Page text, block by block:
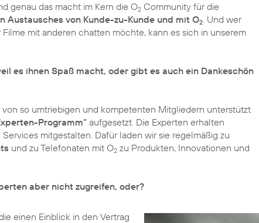
genau das macht im Kern die O2 Community für die
Austausches von Kunde-zu-Kunde und mit O2. Und wer
mit anderen chatten möchte, kann es sich in unserem
es ihnen Spaß macht, oder gibt es auch ein Dankeschön
von so umtriebigen und kompetenten Mitgliedern unterstützt
Programm” aufgesetzt. Die Experten erhalten
mitgestalten. Dafür laden wir sie regelmäßig zu
und zu Telefonaten mit O2 zu Produkten, Innovationen und
aber nicht zugreifen, oder?
einen Einblick in den Vertrag